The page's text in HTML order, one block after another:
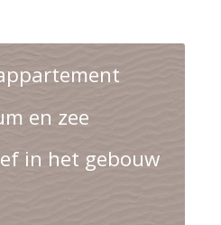
en zee
in het gebouw